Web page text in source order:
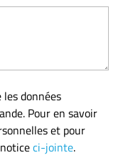
données
Pour en savoir
et pour
ci-jointe.